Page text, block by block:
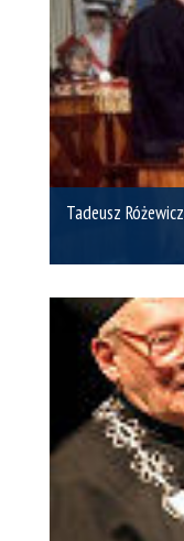
Tadeusz Różewicz